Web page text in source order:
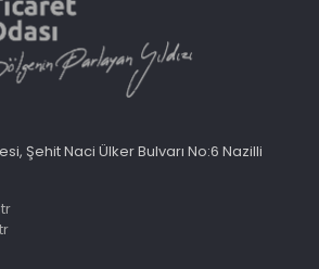
Şehit Naci Ülker Bulvarı No:6 Nazilli